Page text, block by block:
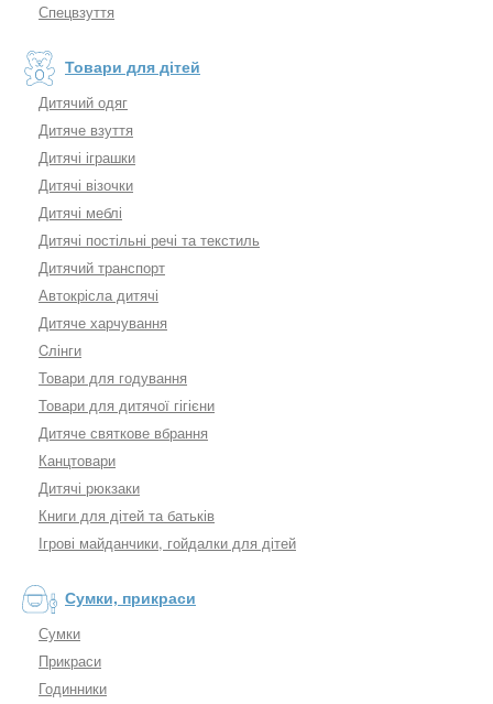
Спецвзуття
Товари для дітей
Дитячий одяг
Дитяче взуття
Дитячі іграшки
Дитячі візочки
Дитячі меблі
Дитячі постільні речі та текстиль
Дитячий транспорт
Автокрісла дитячі
Дитяче харчування
Cлінги
Товари для годування
Товари для дитячої гігієни
Дитяче святкове вбрання
Канцтовари
Дитячі рюкзаки
Книги для дітей та батьків
Ігрові майданчики, гойдалки для дітей
Сумки, прикраси
Сумки
Прикраси
Годинники